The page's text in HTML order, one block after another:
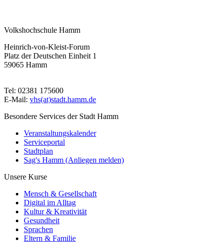
Volkshochschule Hamm
Heinrich-von-Kleist-Forum
Platz der Deutschen Einheit 1
59065 Hamm
Tel: 02381 175600
E-Mail: vhs(at)stadt.hamm.de
Besondere Services der Stadt Hamm
Veranstaltungskalender
Serviceportal
Stadtplan
Sag's Hamm (Anliegen melden)
Unsere Kurse
Mensch & Gesellschaft
Digital im Alltag
Kultur & Kreativität
Gesundheit
Sprachen
Eltern & Familie